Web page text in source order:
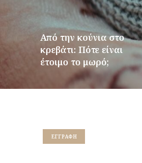
Από την κούνια στο
κρεβάτι: Πότε είναι
έτοιμο το μωρό;
EΓΓΡΑΦΉ